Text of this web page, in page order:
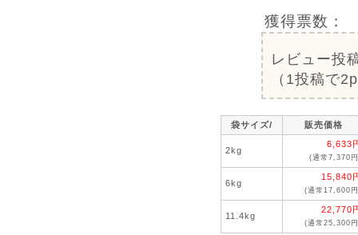
獲得票数：
レビュー投
（1投稿で
袋サイズ/ 販売価格
2kg
6,633
(通常7,370
6kg
15,840
(通常17,600
11.4kg
22,770
(通常25,300